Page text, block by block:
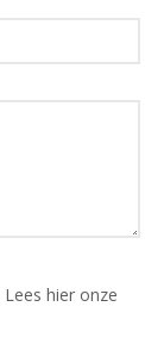
Lees hier onze